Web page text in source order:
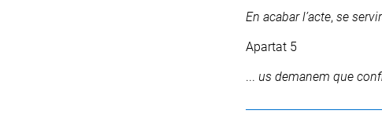
En acabar l’acte, se
Apartat 5
... us demanem que